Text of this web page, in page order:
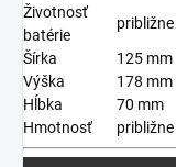
Životnosť
batérie
Šírka
125 mm
Výška
178 mm
Hĺbka
70 mm
Hmotnosť